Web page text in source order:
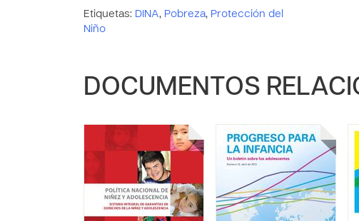
Etiquetas: DINA, Pobreza, Protección del
Niño
DOCUMENTOS